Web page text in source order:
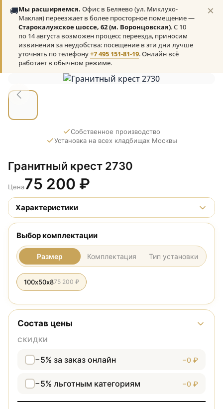
🚚Мы расширяемся. Офис в Беляево (ул. Миклухо-
Маклая) переезжает в более просторное помещение —
Старокалужское шоссе, 62 (м. Воронцовская). С 10
по 14 августа возможен процесс переезда, приносим
извинения за неудобства: посещение в эти дни лучше
уточнять по телефону+7 495 151-81-19. Онлайн всё
работает в обычном режиме.
×
Собственное производство
Установка на всех кладбищах Москвы
Гранитный крест 2730
Цена75 200 ₽
Характеристики
Выбор комплектации
Размер Комплектация Тип установки
100х50х875 200 ₽
Состав цены
СКИДКИ
−5% за заказ онлайн −0 ₽
−5% льготным категориям −0 ₽